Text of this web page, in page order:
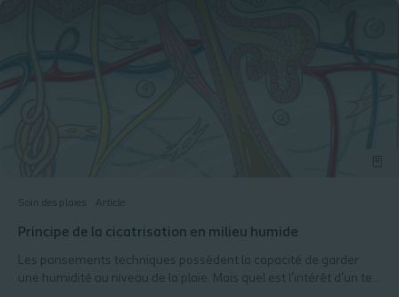
Soin des plaies Article
Principe de la cicatrisation en milieu humide
Les pansements techniques possèdent la capacité de garder
une humidité au niveau de la plaie. Mais quel est l'intérêt d'un tel